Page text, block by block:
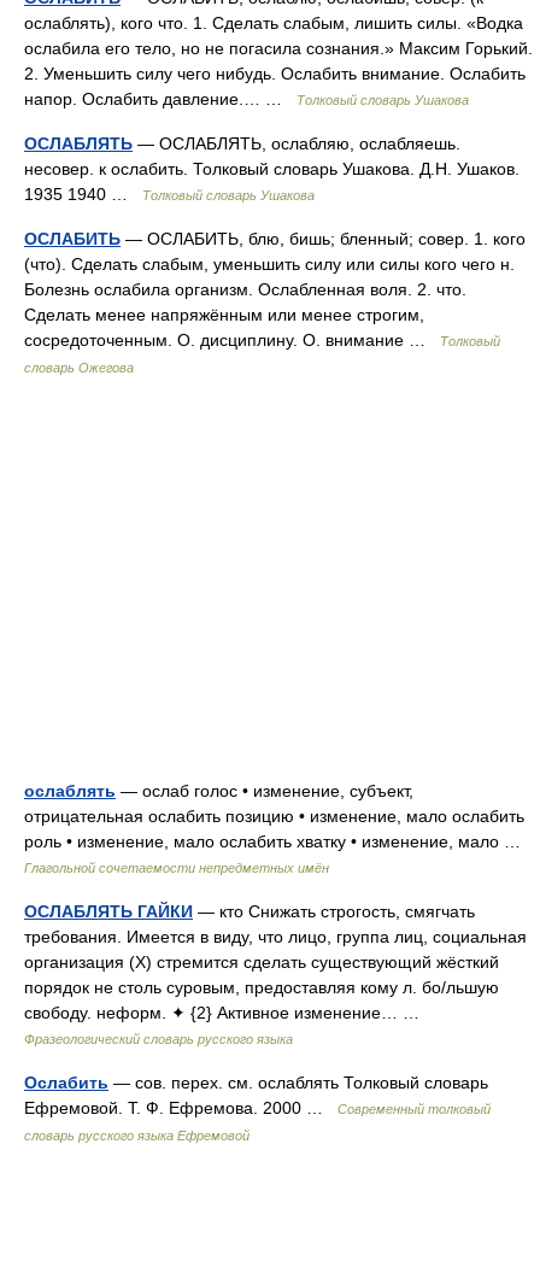
ослаблять), кого что. 1. Сделать слабым, лишить силы. «Водка
ослабила его тело, но не погасила сознания.» Максим Горький.
2. Уменьшить силу чего нибудь. Ослабить внимание. Ослабить
напор. Ослабить давление.… …
Толковый словарь Ушакова
ОСЛАБЛЯТЬ — ОСЛАБЛЯТЬ, ослабляю, ослабляешь.
несовер. к ослабить. Толковый словарь Ушакова. Д.Н. Ушаков.
1935 1940 …
Толковый словарь Ушакова
ОСЛАБИТЬ — ОСЛАБИТЬ, блю, бишь; бленный; совер. 1. кого
(что). Сделать слабым, уменьшить силу или силы кого чего н.
Болезнь ослабила организм. Ослабленная воля. 2. что.
Сделать менее напряжённым или менее строгим,
сосредоточенным. О. дисциплину. О. внимание …
Толковый
словарь Ожегова
ослаблять — ослаб голос • изменение, субъект,
отрицательная ослабить позицию • изменение, мало ослабить
роль • изменение, мало ослабить хватку • изменение, мало …
Глагольной сочетаемости непредметных имён
ОСЛАБЛЯТЬ ГАЙКИ — кто Снижать строгость, смягчать
требования. Имеется в виду, что лицо, группа лиц, социальная
организация (Х) стремится сделать существующий жёсткий
порядок не столь суровым, предоставляя кому л. бо/льшую
свободу. неформ. ✦ {2} Активное изменение… …
Фразеологический словарь русского языка
Ослабить — сов. перех. см. ослаблять Толковый словарь
Ефремовой. Т. Ф. Ефремова. 2000 …
Современный толковый
словарь русского языка Ефремовой